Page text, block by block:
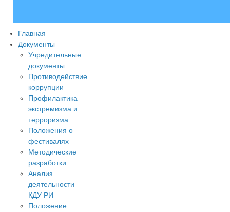
Главная
Документы
Учредительные
документы
Противодействие
коррупции
Профилактика
экстремизма и
терроризма
Положения о
фестивалях
Методические
разработки
Анализ
деятельности
КДУ РИ
Положение